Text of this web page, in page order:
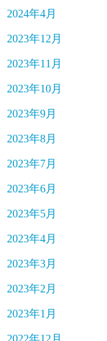
2024年4月
2023年12月
2023年11月
2023年10月
2023年9月
2023年8月
2023年7月
2023年6月
2023年5月
2023年4月
2023年3月
2023年2月
2023年1月